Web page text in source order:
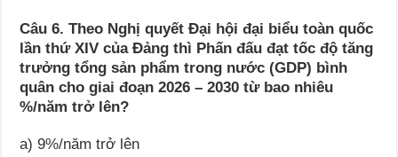
Câu 6. Theo Nghị quyết Đại hội đại biểu toàn quốc
lần thứ XIV của Đảng thì Phấn đấu đạt tốc độ tăng
trưởng tổng sản phẩm trong nước (GDP) bình
quân cho giai đoạn 2026 – 2030 từ bao nhiêu
%/năm trở lên?
a) 9%/năm trở lên